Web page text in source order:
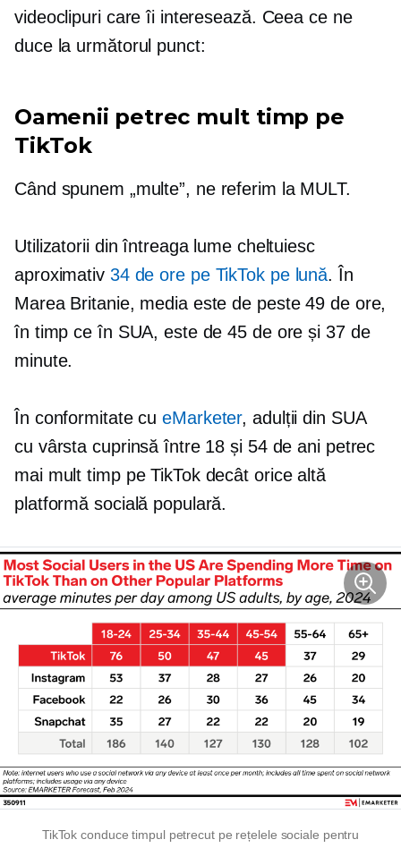
videoclipuri care îi interesează. Ceea ce ne
duce la următorul punct:
Oamenii petrec mult timp pe
TikTok
Când spunem „multe”, ne referim la MULT.
Utilizatorii din întreaga lume cheltuiesc
aproximativ 34 de ore pe TikTok pe lună. În
Marea Britanie, media este de peste 49 de ore,
în timp ce în SUA, este de 45 de ore și 37 de
minute.
În conformitate cueMarketer, adulții din SUA
cu vârsta cuprinsă între 18 și 54 de ani petrec
mai mult timp pe TikTok decât orice altă
platformă socială populară.
TikTok conduce timpul petrecut pe rețelele sociale pentru